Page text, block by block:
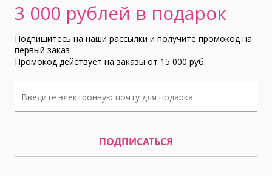
3 000 рублей в подарок
Подпишитесь на наши рассылки и получите промокод на
первый заказ
Промокод действует на заказы от 15 000 руб.
ПОДПИСАТЬСЯ